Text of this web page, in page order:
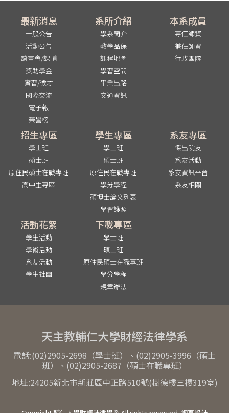
最新消息
一般公告
活動公告
讀書會/課輔
獎助學金
實習/徵才
國際交流
電子報
榮譽榜
系所介紹
學系簡介
教學品保
課程地圖
學習空間
畢業出路
交通資訊
本系成員
專任師資
兼任師資
行政團隊
招生專區
學士班
碩士班
原住民碩士在職專班
高中生專區
學生專區
學士班
碩士班
原住民在職專班
學分學程
碩博士論文列表
學習護照
系友專區
傑出院友
系友活動
系友資訊平台
系友相關
活動花絮
學生活動
學術活動
系友活動
學生社團
下載專區
學士班
碩士班
原住民碩士在職專班
學分學程
規章辦法
天主教輔仁大學財經法律學系
電話:(02)2905-2698（學士班）、(02)2905-3996（碩士
班）、(02)2905-2687（碩士在職專班）
地址:24205新北市新莊區中正路510號(樹德樓三樓319室)